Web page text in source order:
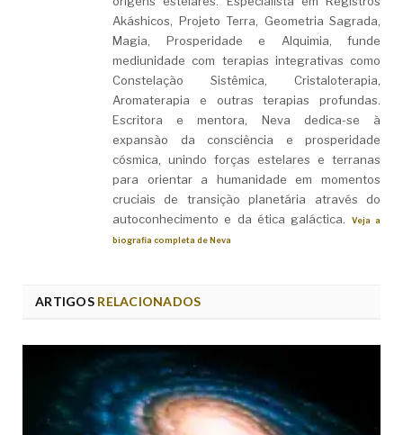
Akáshicos, Projeto Terra, Geometria Sagrada,
Magia, Prosperidade e Alquimia, funde
mediunidade com terapias integrativas como
Constelação Sistêmica, Cristaloterapia,
Aromaterapia e outras terapias profundas.
Escritora e mentora, Neva dedica-se à
expansão da consciência e prosperidade
cósmica, unindo forças estelares e terranas
para orientar a humanidade em momentos
cruciais de transição planetária através do
autoconhecimento e da ética galáctica.
Veja a
biografia completa de Neva
ARTIGOSRELACIONADOS